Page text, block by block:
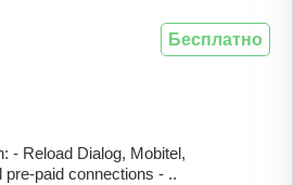
- Reload Dialog, Mobitel,
pre-paid connections - ..
Бесплатно